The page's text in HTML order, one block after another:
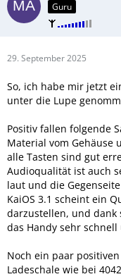
Guru
29. September 2025
So, ich habe mir jetzt
unter die Lupe
Positiv fallen folgende
Material vom Gehäuse
alle Tasten sind gut
Audioqualität ist auch
laut und die
KaiOS 3.1 scheint ein
darzustellen, und dank
das Handy sehr
Noch ein paar
Ladeschale wie bei